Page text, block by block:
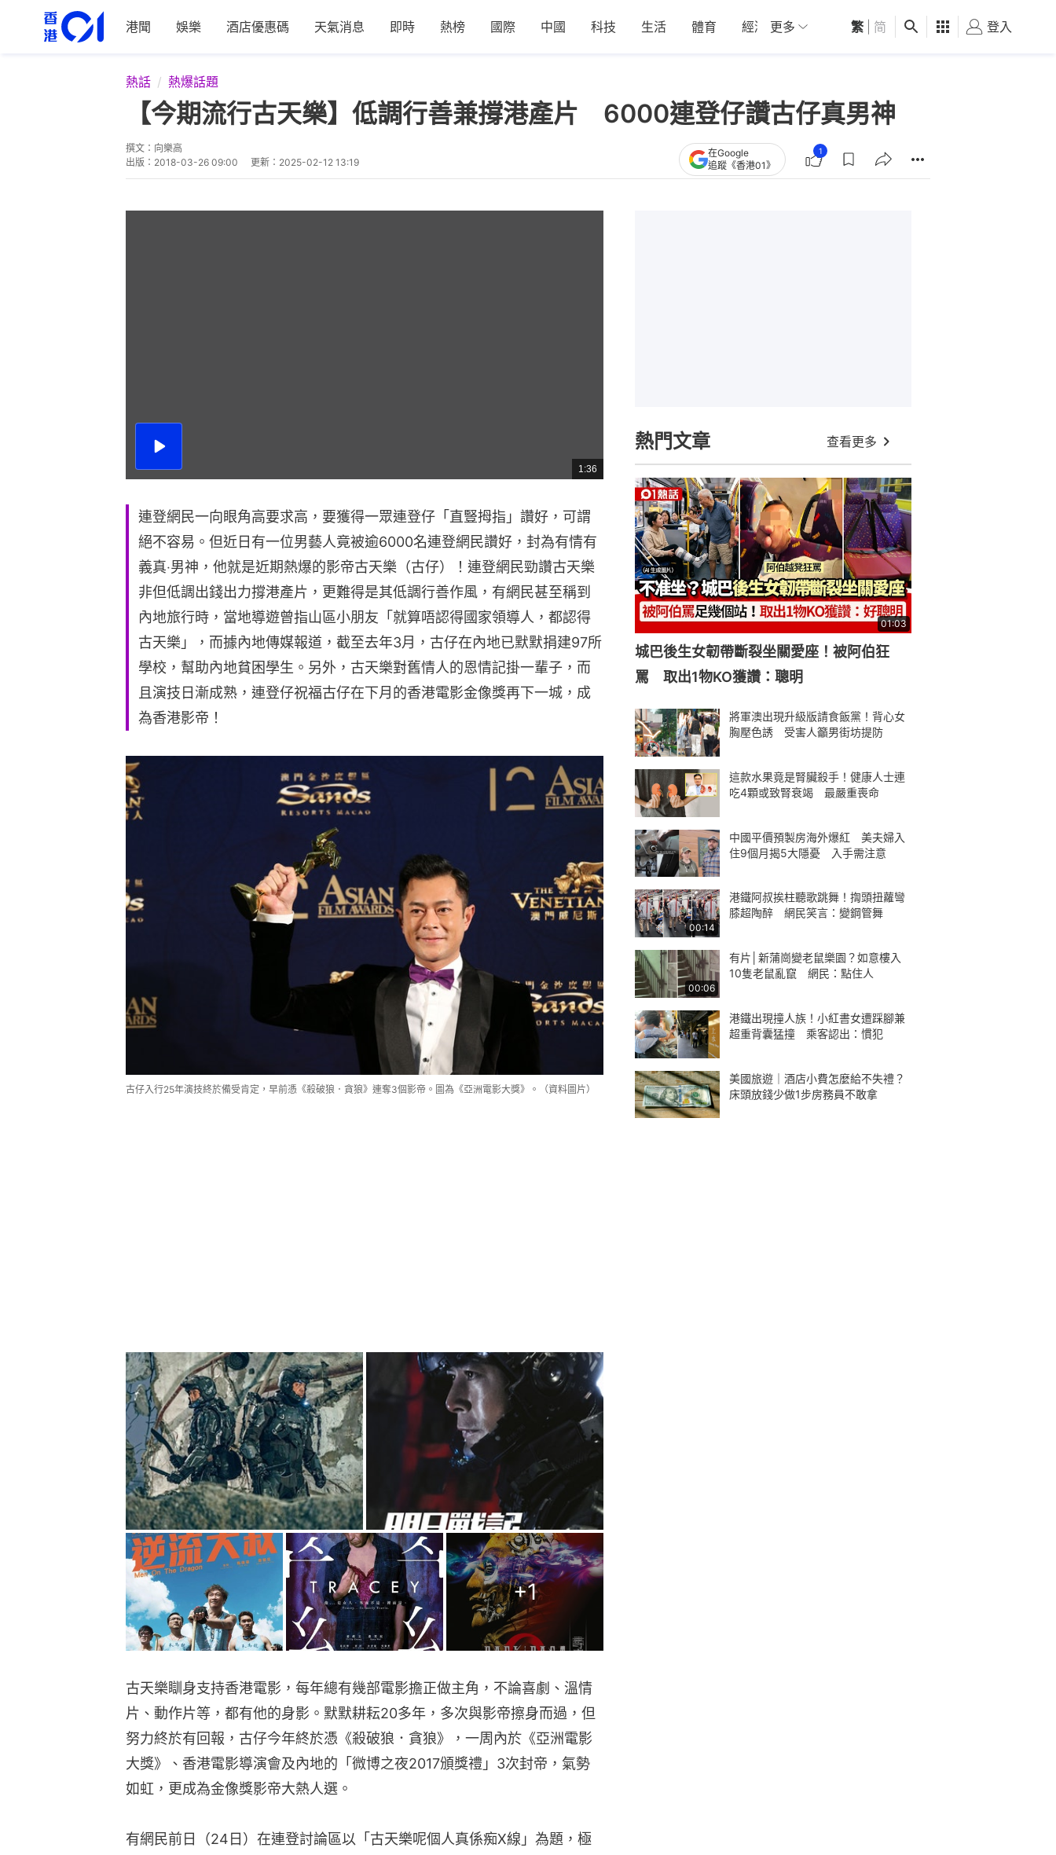
港聞 娛樂 酒店優惠碼 天氣消息 即時 熱榜 國際 中國 科技 生活 體育 經濟 01深圳 觀點 健康 好食玩飛
更多 繁 简 登入
熱話 熱爆話題
【今期流行古天樂】低調行善兼撐港產片 6000連登仔讚古仔真男神
撰文： 向樂高
出版： 2018-03-26 09:00 更新： 2025-02-12 13:19
在Google
追蹤《香港01》
1
播
總
共
1:36
連登網民一向眼角高要求高，要獲得一眾連登仔「直豎拇指」讚好，可謂
絕不容易。但近日有一位男藝人竟被逾6000名連登網民讚好，封為有情有
義真‧男神，他就是近期熱爆的影帝古天樂（古仔）！連登網民勁讚古天樂
非但低調出錢出力撐港產片，更難得是其低調行善作風，有網民甚至稱到
內地旅行時，當地導遊曾指山區小朋友「就算唔認得國家領導人，都認得
古天樂」，而據內地傳媒報道，截至去年3月，古仔在內地已默默捐建97所
學校，幫助內地貧困學生。另外，古天樂對舊情人的恩情記掛一輩子，而
且演技日漸成熟，連登仔祝福古仔在下月的香港電影金像獎再下一城，成
為香港影帝！
古仔入行25年演技終於備受肯定，早前憑《殺破狼．貪狼》連奪3個影帝。圖為《亞洲電影大獎》。（資料圖片）
+1
古天樂瞓身支持香港電影，每年總有幾部電影擔正做主角，不論喜劇、溫情
片、動作片等，都有他的身影。默默耕耘20多年，多次與影帝擦身而過，但
努力終於有回報，古仔今年終於憑《殺破狼．貪狼》，一周內於《亞洲電影
大獎》、香港電影導演會及內地的「微博之夜2017頒獎禮」3次封帝，氣勢
如虹，更成為金像獎影帝大熱人選。
有網民前日（24日）在連登討論區以「古天樂呢個人真係痴X線」為題，極
熱門文章 查看更多
01:03
城巴後生女韌帶斷裂坐關愛座！被阿伯狂
罵 取出1物KO獲讚：聰明
將軍澳出現升級版請食飯黨！背心女
胸壓色誘 受害人籲男街坊提防
這款水果竟是腎臟殺手！健康人士連
吃4顆或致腎衰竭 最嚴重喪命
中國平價預製房海外爆紅 美夫婦入
住9個月揭5大隱憂 入手需注意
00:14
港鐵阿叔挨柱聽歌跳舞！揈頭扭蘿彎
膝超陶醉 網民笑言：變鋼管舞
00:06
有片│新蒲崗變老鼠樂園？如意樓入
10隻老鼠亂竄 網民：點住人
港鐵出現撞人族！小紅書女遭踩腳兼
超重背囊猛撞 乘客認出：慣犯
美國旅遊｜酒店小費怎麼給不失禮？
床頭放錢少做1步房務員不敢拿